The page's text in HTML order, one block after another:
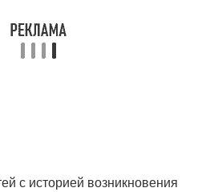
с историей возникновения